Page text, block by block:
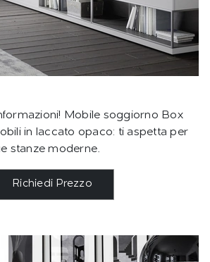
Mobile soggiorno Box
in laccato opaco: ti aspetta per
stanze moderne.
Richiedi Prezzo